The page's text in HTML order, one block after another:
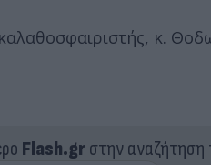
κ.
Flash.grστην αναζήτηση